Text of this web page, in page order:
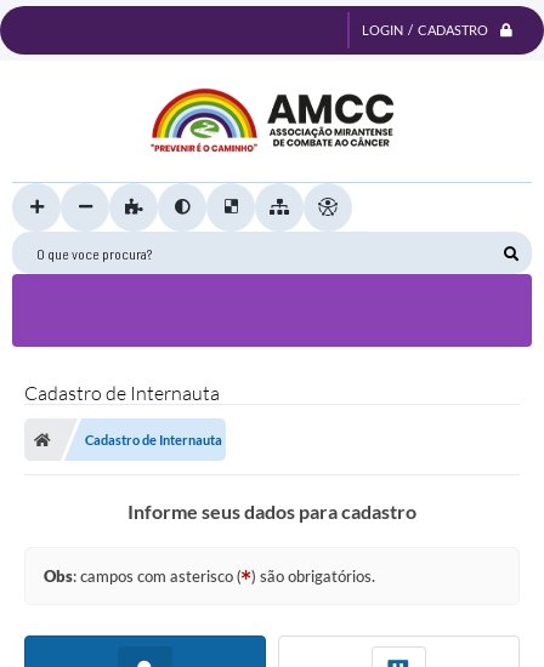
LOGIN / CADASTRO
O que voce procura?
Cadastro de Internauta
Cadastro de Internauta
Informe seus dados para cadastro
Obs: campos com asterisco ( ) são obrigatórios.